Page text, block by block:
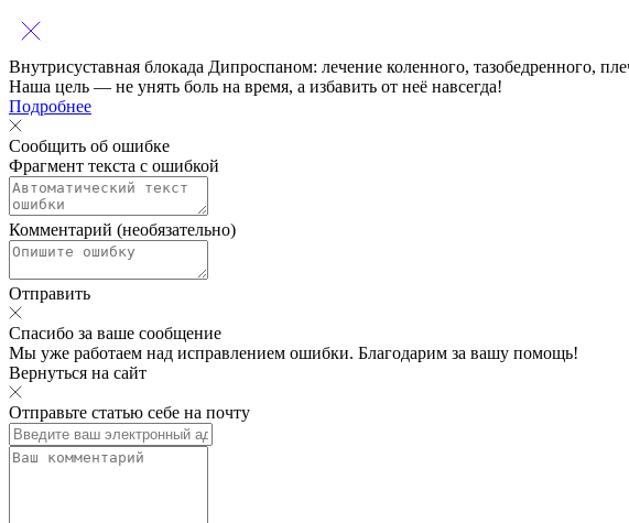
Внутрисуставная блокада Дипроспаном: лечение коленного, тазобедренного,
Наша цель — не унять боль на время, а избавить от неё навсегда!
Подробнее
Сообщить об ошибке
Фрагмент текста с ошибкой
Комментарий (необязательно)
Отправить
Спасибо за ваше сообщение
Мы уже работаем над исправлением ошибки. Благодарим за вашу помощь!
Вернуться на сайт
Отправьте статью себе на почту